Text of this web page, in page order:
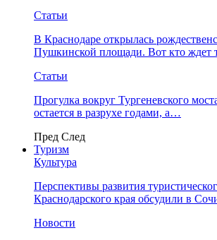
Статьи
В Краснодаре открылась
Пушкинской площади. Вот кто ждет
Статьи
Прогулка вокруг Тургеневского
остается в разрухе годами, а…
Пред След
Туризм
Культура
Перспективы развития
Краснодарского края обсудили в
Новости